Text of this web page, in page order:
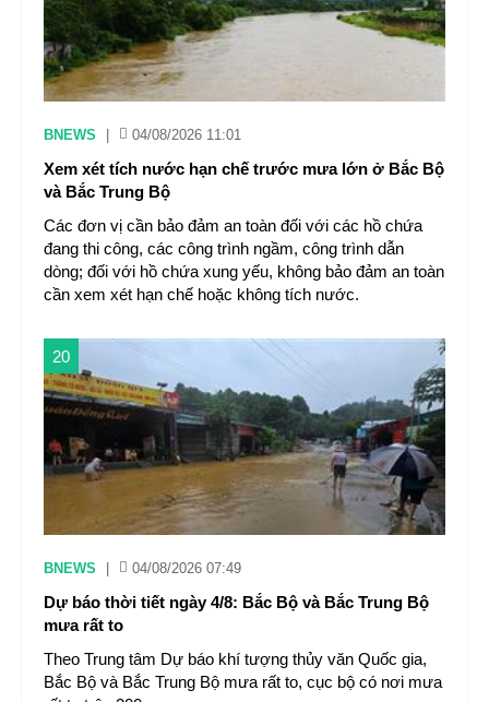
BNEWS 04/08/2026 11:01
Xem xét tích nước hạn chế trước mưa lớn ở Bắc Bộ
và Bắc Trung Bộ
Các đơn vị cần bảo đảm an toàn đối với các hồ chứa
đang thi công, các công trình ngầm, công trình dẫn
dòng; đối với hồ chứa xung yếu, không bảo đảm an toàn
cần xem xét hạn chế hoặc không tích nước.
20
BNEWS 04/08/2026 07:49
Dự báo thời tiết ngày 4/8: Bắc Bộ và Bắc Trung Bộ
mưa rất to
Theo Trung tâm Dự báo khí tượng thủy văn Quốc gia,
Bắc Bộ và Bắc Trung Bộ mưa rất to, cục bộ có nơi mưa